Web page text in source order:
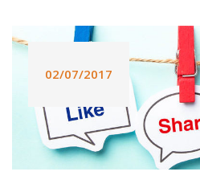
02/07/2017